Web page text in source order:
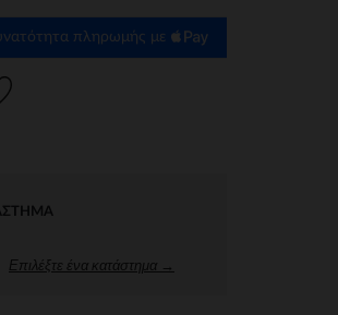
πληρωμής με
Επιλέξτε ένα κατάστημα →